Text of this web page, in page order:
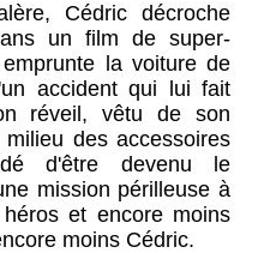
Cédric décroche
un film de super-
la voiture de
accident qui lui fait
réveil, vêtu de son
des accessoires
d'être devenu le
mission périlleuse à
et encore moins
moins Cédric.